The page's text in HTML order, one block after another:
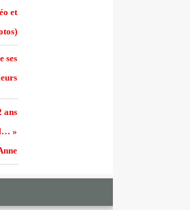
et
ses
ans
»